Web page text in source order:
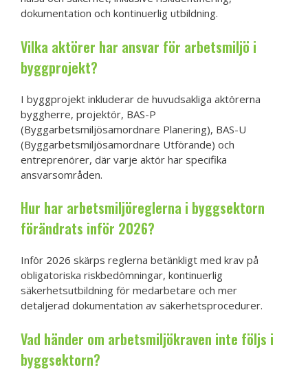
dokumentation och kontinuerlig utbildning.
Vilka aktörer har ansvar för arbetsmiljö i
byggprojekt?
I byggprojekt inkluderar de huvudsakliga aktörerna
byggherre, projektör, BAS-P
(Byggarbetsmiljösamordnare Planering), BAS-U
(Byggarbetsmiljösamordnare Utförande) och
entreprenörer, där varje aktör har specifika
ansvarsområden.
Hur har arbetsmiljöreglerna i byggsektorn
förändrats inför 2026?
Inför 2026 skärps reglerna betänkligt med krav på
obligatoriska riskbedömningar, kontinuerlig
säkerhetsutbildning för medarbetare och mer
detaljerad dokumentation av säkerhetsprocedurer.
Vad händer om arbetsmiljökraven inte följs i
byggsektorn?